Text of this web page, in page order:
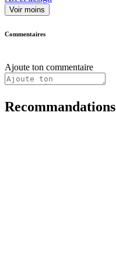
Voir moins
Commentaires
Ajoute ton commentaire
Recommandations